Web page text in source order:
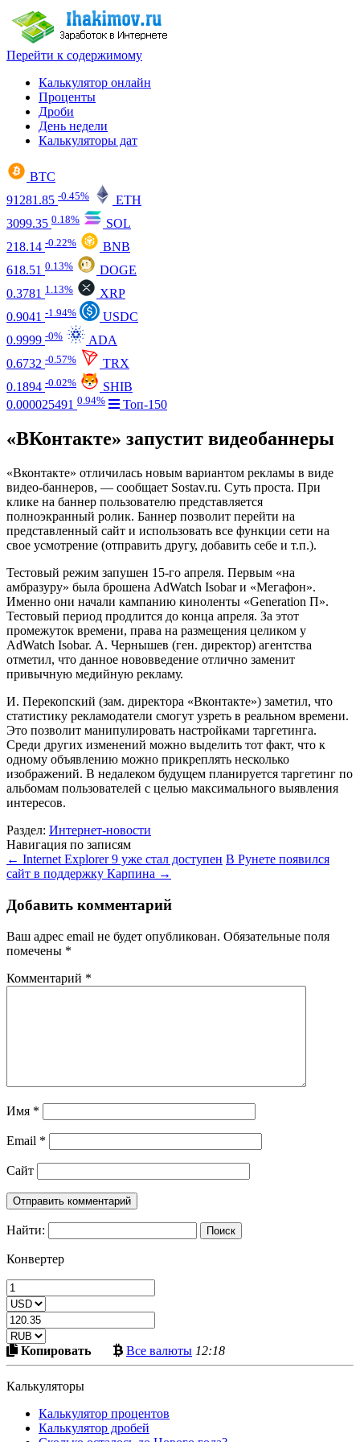
Перейти к содержимому
Калькулятор онлайн
Проценты
Дроби
День недели
Калькуляторы дат
BTC
91281.85 -0.45%
ETH
3099.35 0.18%
SOL
218.14 -0.22%
BNB
618.51 0.13%
DOGE
0.3781 1.13%
XRP
0.9041 -1.94%
USDC
0.9999 -0%
ADA
0.6732 -0.57%
TRX
0.1894 -0.02%
SHIB
0.000025491 0.94% Топ-150
«ВКонтакте» запустит видеобаннеры
«Вконтакте» отличилась новым вариантом рекламы в виде
видео-баннеров, — сообщает Sostav.ru. Суть проста. При
клике на баннер пользователю представляется
полноэкранный ролик. Баннер позволит перейти на
представленный сайт и использовать все функции сети на
свое усмотрение (отправить другу, добавить себе и т.п.).
Тестовый режим запушен 15-го апреля. Первым «на
амбразуру» была брошена AdWatch Isobar и «Мегафон».
Именно они начали кампанию киноленты «Generation П».
Тестовый период продлится до конца апреля. За этот
промежуток времени, права на размещения целиком у
AdWatch Isobar. А. Чернышев (ген. директор) агентства
отметил, что данное нововведение отлично заменит
привычную медийную рекламу.
И. Перекопский (зам. директора «Вконтакте») заметил, что
статистику рекламодатели смогут узреть в реальном времени.
Это позволит манипулировать настройками таргетинга.
Среди других изменений можно выделить тот факт, что к
одному объявлению можно прикреплять несколько
изображений. В недалеком будущем планируется таргетинг по
альбомам пользователей с целью максимального выявления
интересов.
Раздел: Интернет-новости
Навигация по записям
← Internet Explorer 9 уже стал доступен В Рунете появился
сайт в поддержку Карпина →
Добавить комментарий
Ваш адрес email не будет опубликован. Обязательные поля
помечены *
Комментарий *
Имя *
Email *
Сайт
Найти:
Конвертер
КопироватьСкопировать
в
Все валютыБольше
криптовалют
12:18
Калькуляторы
Калькулятор процентов
Калькулятор дробей